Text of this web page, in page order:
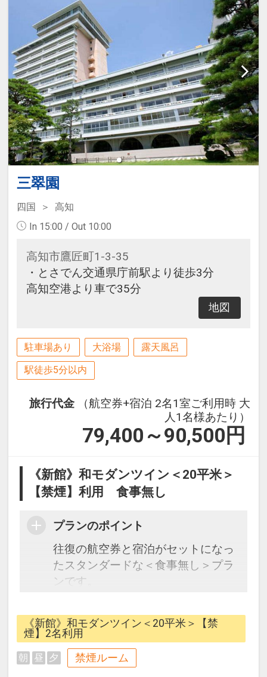
食
★和朝食（一例） ※季節により内容
は異なります※
・奴葱の卵焼き 染めおろし ・鰹の
生姜煮
・本日の小鉢二種 ・自家製豆腐
・干物…沖うるめ（高知県みませ
産）、みりん干し（高知県赤岡産）
・季節のサラダ
・土佐沖どれちりめんじゃこ ・生
卵
・白飯…有機肥料で育てたこしひか
り ・味噌汁 ・漬物 等
※未就学児 お子様朝食プレート
★朝食バイキング
・高知産の食材を中心にからだにや
さしいお料理
・ホテル併設の”果樹園工房”特製
※食事内容が変更になる場合もござ
います。
■（営業時間）7:00～9:30（最終入
場9:00）
三翠園
四国
高知
In 15:00 / Out 10:00
高知市鷹匠町1-3-35
・とさでん交通県庁前駅より徒歩3分
高知空港より車で35分
地図
駐車場あり 大浴場 露天風呂
駅徒歩5分以内
旅行代金
（航空券+宿泊 2名1室ご利用時 大
人1名様あたり）
79,400～90,500 円
《新館》和モダンツイン＜20平米＞
【禁煙】利用 食事無し
プランのポイント
往復の航空券と宿泊がセットになっ
たスタンダードな＜食事無し＞プラ
ンです。
できるダイナミックパッケージだか
ら、一都市滞在はもちろん周遊旅行
にも最適！
旅行期間中の1泊だけの宿泊や延
《新館》和モダンツイン＜20平米＞【禁
煙】2名利用
朝 昼 夕 禁煙ルーム